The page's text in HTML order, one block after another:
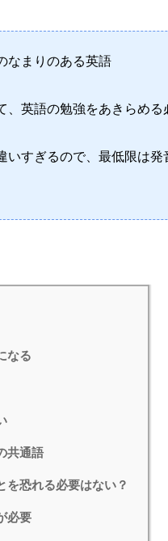
なまりのある英語
、英語の勉強をあきらめる
いすぎるので、最低限は発
なる
共通語
を恐れる必要はない？
必要